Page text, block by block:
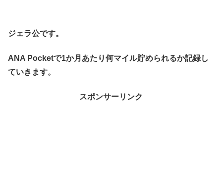
ジェラ公です。
ANA Pocketで1か月あたり何マイル貯められるか記録し
ていきます。
スポンサーリンク